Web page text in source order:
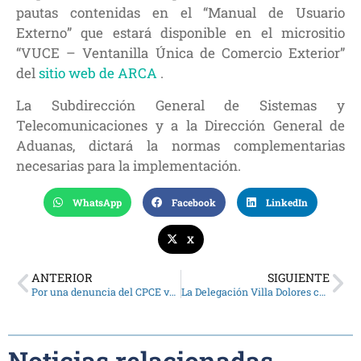
pautas contenidas en el “Manual de Usuario
Externo” que estará disponible en el micrositio
“VUCE – Ventanilla Única de Comercio Exterior”
delsitio web de ARCA .
La Subdirección General de Sistemas y
Telecomunicaciones y a la Dirección General de
Aduanas, dictará la normas complementarias
necesarias para la implementación.
WhatsApp Facebook LinkedIn
X
ANTERIOR
Por una denuncia del CPCE va a juicio un “asesor” tributario que ejercía ilegalmente en Río Tercero
SIGUIENTE
La Delegación Villa Dolores celebró el Día del Graduado con actividades para sus matriculados